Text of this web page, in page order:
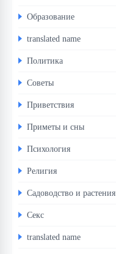
Образование
translated name
Политика
Советы
Приветствия
Приметы и сны
Психология
Религия
Садоводство и растения
Секс
translated name